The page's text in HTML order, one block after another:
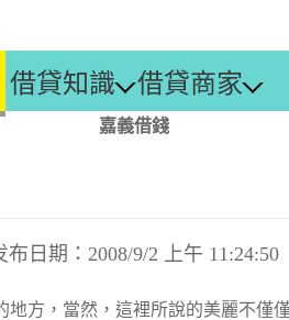
借貸知識 借貸商家
嘉義借錢
布日期：2008/9/2 上午 11:24:50
方，當然，這裡所說的美麗不僅